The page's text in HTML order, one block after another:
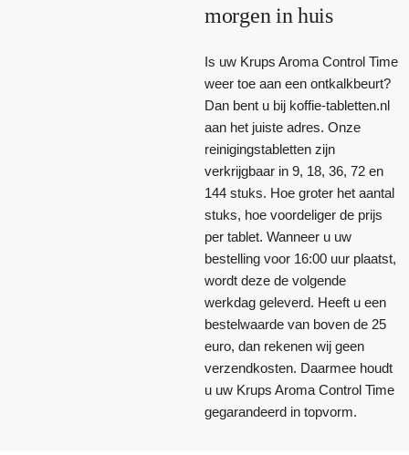
morgen in huis
Is uw Krups Aroma Control Time
weer toe aan een ontkalkbeurt?
Dan bent u bij koffie-tabletten.nl
aan het juiste adres. Onze
reinigingstabletten zijn
verkrijgbaar in 9, 18, 36, 72 en
144 stuks. Hoe groter het aantal
stuks, hoe voordeliger de prijs
per tablet. Wanneer u uw
bestelling voor 16:00 uur plaatst,
wordt deze de volgende
werkdag geleverd. Heeft u een
bestelwaarde van boven de 25
euro, dan rekenen wij geen
verzendkosten. Daarmee houdt
u uw Krups Aroma Control Time
gegarandeerd in topvorm.